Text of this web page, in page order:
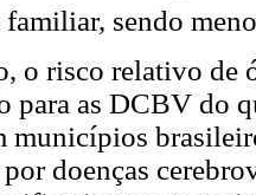
familiar, sendo
o risco relativo de
para as DCBV do
municípios
doenças